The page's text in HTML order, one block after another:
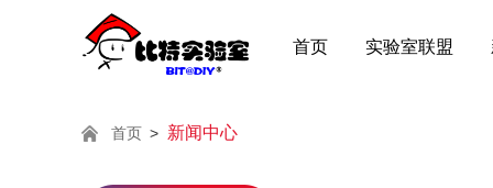
首页 实验室联盟
首页 > 新闻中心